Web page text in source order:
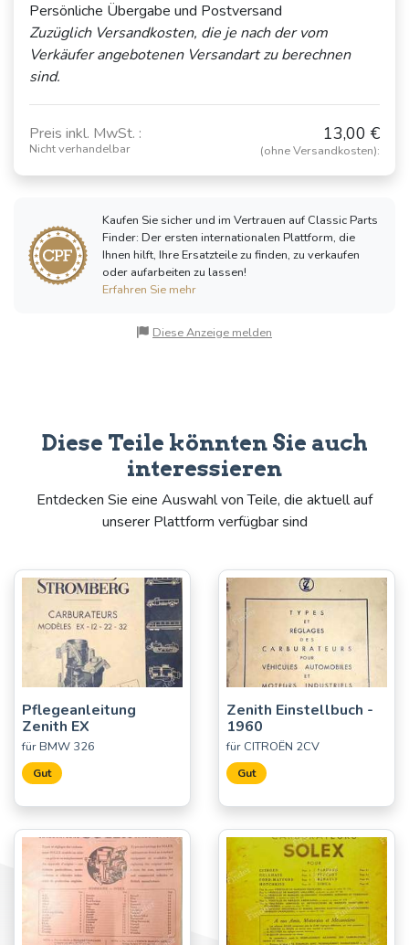
RENAULT
Frégate
PANHARD &
CITROËN B14
CITROËN C4 /
Siehe weniger Fahrzeuge
Persönliche Übergabe und Postversand
Zuzüglich Versandkosten, die je nach der vom
Verkäufer angebotenen Versandart zu berechnen
sind.
Preis inkl. MwSt. :
Nicht verhandelbar
13,00 €
(ohne Versandkosten):
Kaufen Sie sicher und im Vertrauen auf Classic Parts
Finder: Der ersten internationalen Plattform, die
Ihnen hilft, Ihre Ersatzteile zu finden, zu verkaufen
oder aufarbeiten zu lassen!
Erfahren Sie mehr
Diese Anzeige melden
Diese Teile könnten Sie auch
interessieren
Entdecken Sie eine Auswahl von Teile, die aktuell auf
unserer Plattform verfügbar sind
Pflegeanleitung
Zenith EX
für BMW 326
Gut
Zenith Einstellbuch -
1960
für CITROËN 2CV
Gut